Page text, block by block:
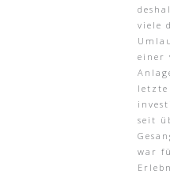
viele
einer
letzte
seit
war